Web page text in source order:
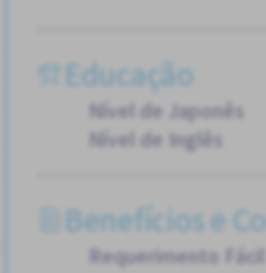
Educação
Nível de Japonês
Nível de Inglês
Benefícios e
Requerimento Fácil